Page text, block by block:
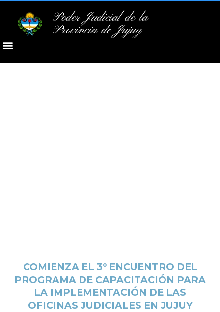
Poder Judicial de la
Provincia de Jujuy
COMIENZA EL 3° ENCUENTRO DEL
PROGRAMA DE CAPACITACIÓN PARA
LA IMPLEMENTACIÓN DE LAS
OFICINAS JUDICIALES EN JUJUY